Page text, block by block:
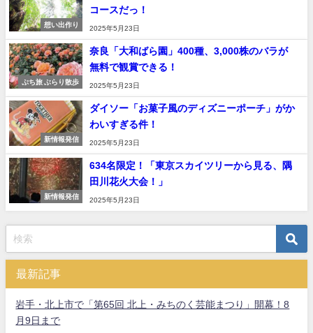
想い出作り
コースだっ！
2025年5月23日
ぷち旅 ぶらり散歩
奈良「大和ばら園」400種、3,000株のバラが
無料で観賞できる！
2025年5月23日
新情報発信
ダイソー「お菓子風のディズニーポーチ」がか
わいすぎる件！
2025年5月23日
新情報発信
634名限定！「東京スカイツリーから見る、隅
田川花火大会！」
2025年5月23日
最新記事
岩手・北上市で「第65回 北上・みちのく芸能まつり」開幕！8
月9日まで